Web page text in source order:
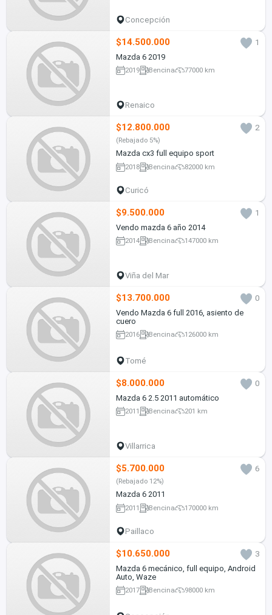
Concepción
$14.500.000
1
Mazda 6 2019
2019 Bencina 77000 km
Renaico
$12.800.000 2
(Rebajado 5%)
Mazda cx3 full equipo sport
2018 Bencina 82000 km
Curicó
$9.500.000
1
Vendo mazda 6 año 2014
2014 Bencina 147000 km
Viña del Mar
$13.700.000
0
Vendo Mazda 6 full 2016, asiento de
cuero
2016 Bencina 126000 km
Tomé
$8.000.000
0
Mazda 6 2.5 2011 automático
2011 Bencina 201 km
Villarrica
$5.700.000 6
(Rebajado 12%)
Mazda 6 2011
2011 Bencina 170000 km
Paillaco
$10.650.000
3
Mazda 6 mecánico, full equipo, Android
Auto, Waze
2017 Bencina 98000 km